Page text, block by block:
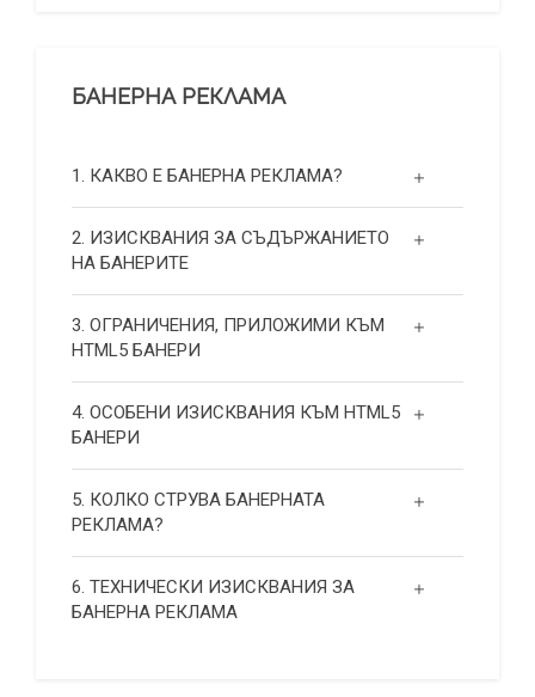
БАНЕРНА РЕКЛАМА
1. КАКВО Е БАНЕРНА РЕКЛАМА?
2. ИЗИСКВАНИЯ ЗА СЪДЪРЖАНИЕТО
НА БАНЕРИТЕ
3. ОГРАНИЧЕНИЯ, ПРИЛОЖИМИ КЪМ
HTML5 БАНЕРИ
4. ОСОБЕНИ ИЗИСКВАНИЯ КЪМ HTML5
БАНЕРИ
5. КОЛКО СТРУВА БАНЕРНАТА
РЕКЛАМА?
6. ТЕХНИЧЕСКИ ИЗИСКВАНИЯ ЗА
БАНЕРНА РЕКЛАМА